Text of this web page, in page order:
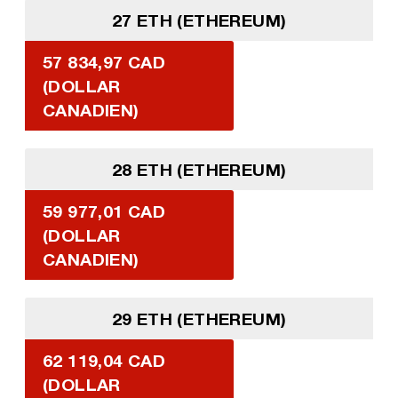
27 ETH (ETHEREUM)
57 834,97 CAD
(DOLLAR
CANADIEN)
28 ETH (ETHEREUM)
59 977,01 CAD
(DOLLAR
CANADIEN)
29 ETH (ETHEREUM)
62 119,04 CAD
(DOLLAR